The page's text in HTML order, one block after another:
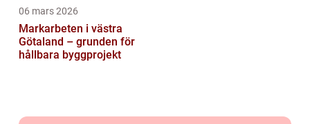
06 mars 2026
Markarbeten i västra
Götaland – grunden för
hållbara byggprojekt